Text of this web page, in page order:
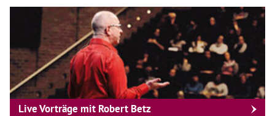
Live Vorträge mit Robert Betz